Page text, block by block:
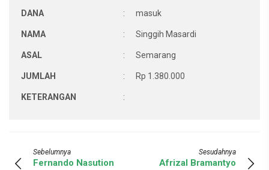
DANA : masuk
NAMA : Singgih Masardi
ASAL : Semarang
JUMLAH : Rp 1.380.000
KETERANGAN :
Sebelumnya
Fernando Nasution
Sesudahnya
Afrizal Bramantyo